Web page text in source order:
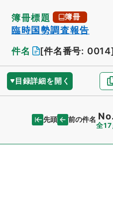
簿冊標題 簿冊
臨時国勢調査報告
件名
[件名番号:
目録詳細を開く
先頭 前の件名
全17